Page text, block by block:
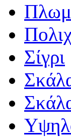
Σίγρι